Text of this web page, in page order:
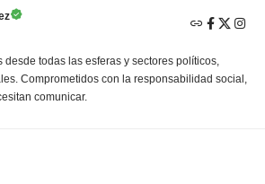
desde todas las esferas y sectores políticos,
Comprometidos con la responsabilidad social,
comunicar.